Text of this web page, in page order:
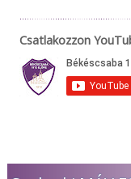
Csatlakozzon